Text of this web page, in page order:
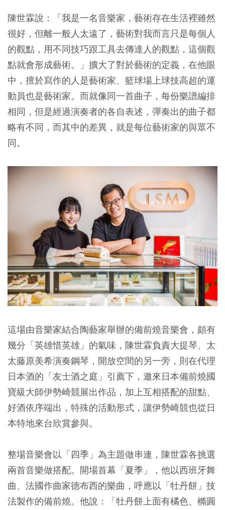
陳世霖說：「我是一名音樂家，藝術存在生活裡雖然
很好，但離一般人太遠了，藝術對我而言只是每個人
的觀點，用不同技巧跟工具去傳達人的觀點，這個觀
點就會形成藝術。」擴大了對於藝術的定義，在他眼
中，擅於寫作的人是藝術家、籃球場上球技高超的運
動員也是藝術家。而就像同一首曲子，每份樂譜編排
相同，但是經過演奏者的各自表述，彈奏出的曲子都
略有不同，而其中的差異，就是每位藝術家的與眾不
同。
這場由音樂家結合陶藝家舉辦的備前燒音樂會，頗有
幾分「英雄惜英雄」的氣味，陳世霖負責大提琴、太
太藤原美希演奏鋼琴，開放空間的另一旁，則在代理
日本酒的「友士酒之庭」引薦下，邀來日本備前燒國
寶級大師伊勢崎競展出作品，加上互相搭配的甜點、
好酒依序端出，特殊的活動形式，讓伊勢崎競也從日
本特地來台欣賞參與。
整場音樂會以「四季」為主題做串連，陳世霖各挑選
兩首音樂做搭配。開場首幕「夏季」，他以西班牙舞
曲、法國作曲家德布西的樂曲，呼應以「牡丹餅」技
法製作的備前燒。他說：「牡丹餅上面有橘色、橢圓